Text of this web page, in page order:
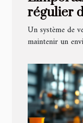
régulier
Un système de
maintenir un